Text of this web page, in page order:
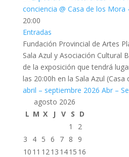
20:00
Entradas
Fundación Provincial de Artes
Sala Azul y Asociación Cultural
de la exposición que tendrá
las 20:00h en la Sala Azul (Casa
abril – septiembre 2026 Abr –
agosto 2026
L M X J V S D
1
2
3
4 5 6 7 8
9
10 11 1213 1415 16